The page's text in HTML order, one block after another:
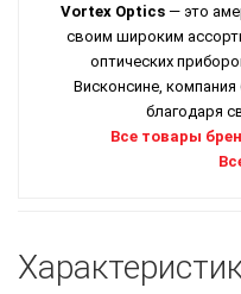
Vortex Optics— это
своим широким
оптических
Висконсине,
благодаря
Все товары